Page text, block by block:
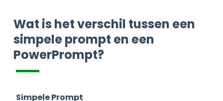
Wat is het verschil tussen een
simpele prompt en een
PowerPrompt?
Simpele Prompt